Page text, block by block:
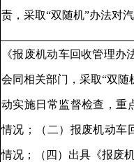
责，采取“双随机”办法对
《报废机动车回收管理
会同相关部门，采取“双
动实施日常监督检查，重
情况；（二）报废机动车
情况；（四）出具《报废